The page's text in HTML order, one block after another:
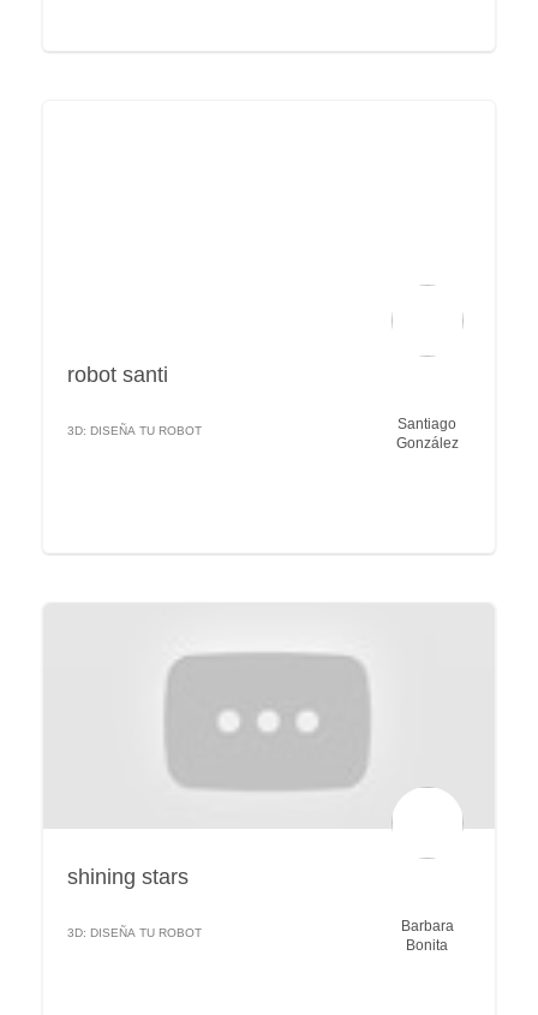
Santiago
González
robot santi
3D: DISEÑA TU ROBOT
Barbara
Bonita
shining stars
3D: DISEÑA TU ROBOT